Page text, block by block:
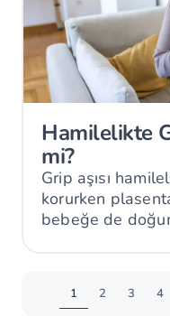
Hamilelikte
mi?
Grip aşısı
korurken
bebeğe de
1 2 3 4